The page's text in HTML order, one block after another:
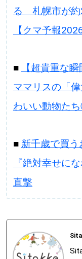
る 札幌市が約
【クマ予報
■
【超貴重な
ママリスの「
わいい動物た
■ 新千歳で買
『絶対幸せに
直撃